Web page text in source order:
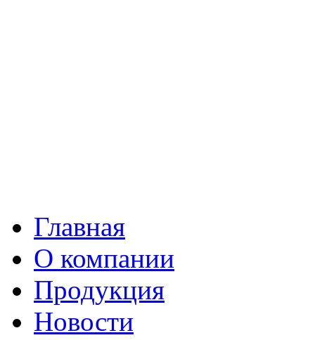
Главная
О компании
Продукция
Новости